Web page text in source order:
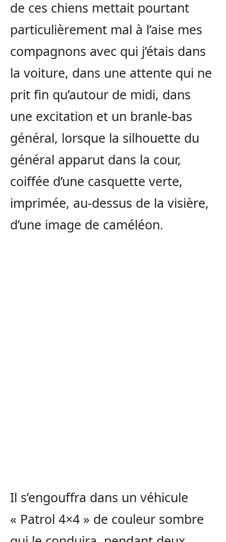
de ces chiens mettait pourtant
particulièrement mal à l’aise mes
compagnons avec qui j’étais dans
la voiture, dans une attente qui ne
prit fin qu’autour de midi, dans
une excitation et un branle-bas
général, lorsque la silhouette du
général apparut dans la cour,
coiffée d’une casquette verte,
imprimée, au-dessus de la visière,
d’une image de caméléon.
Il s’engouffra dans un véhicule
« Patrol 4×4 » de couleur sombre